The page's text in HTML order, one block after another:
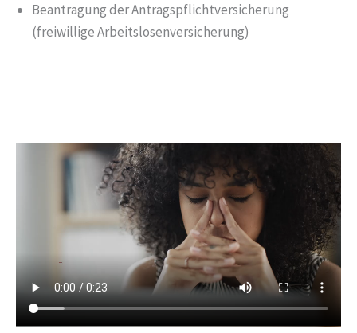
Beantragung der Antragspflichtversicherung
(freiwillige Arbeitslosenversicherung)